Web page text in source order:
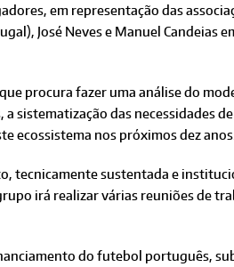
em representação das
José Neves e Manuel Candeias
procura fazer uma análise do
sistematização das necessidades
ecossistema nos próximos dez anos.
tecnicamente sustentada e
irá realizar várias reuniões de
do futebol português,